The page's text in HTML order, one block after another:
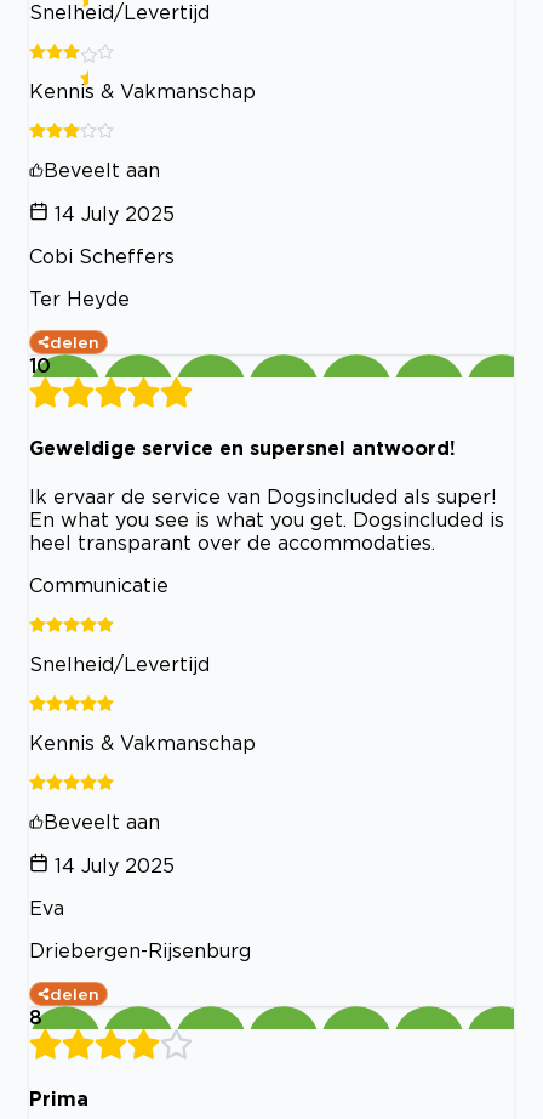
Snelheid/Levertijd
Kennis & Vakmanschap
Beveelt aan
14 July 2025
Cobi Scheffers
Ter Heyde
delen
10
Geweldige service en supersnel antwoord!
Ik ervaar de service van Dogsincluded als super!
En what you see is what you get. Dogsincluded is
heel transparant over de accommodaties.
Communicatie
Snelheid/Levertijd
Kennis & Vakmanschap
Beveelt aan
14 July 2025
Eva
Driebergen-Rijsenburg
delen
8
Prima